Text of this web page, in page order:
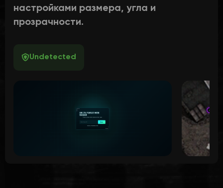
настройками размера, угла и
прозрачности.
Undetected